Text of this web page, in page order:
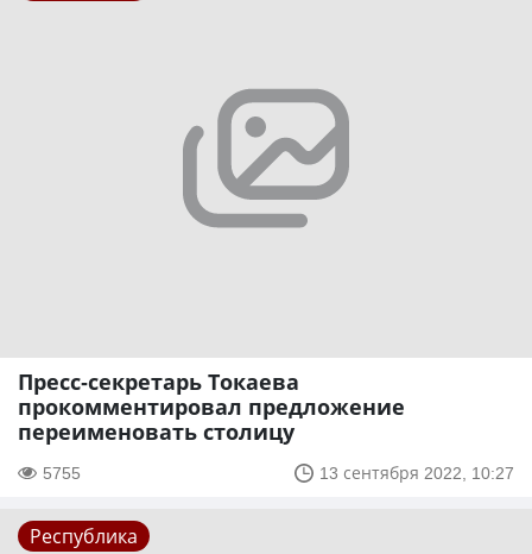
Пресс-секретарь Токаева
прокомментировал предложение
переименовать столицу
5755 13 сентября 2022, 10:27
Республика